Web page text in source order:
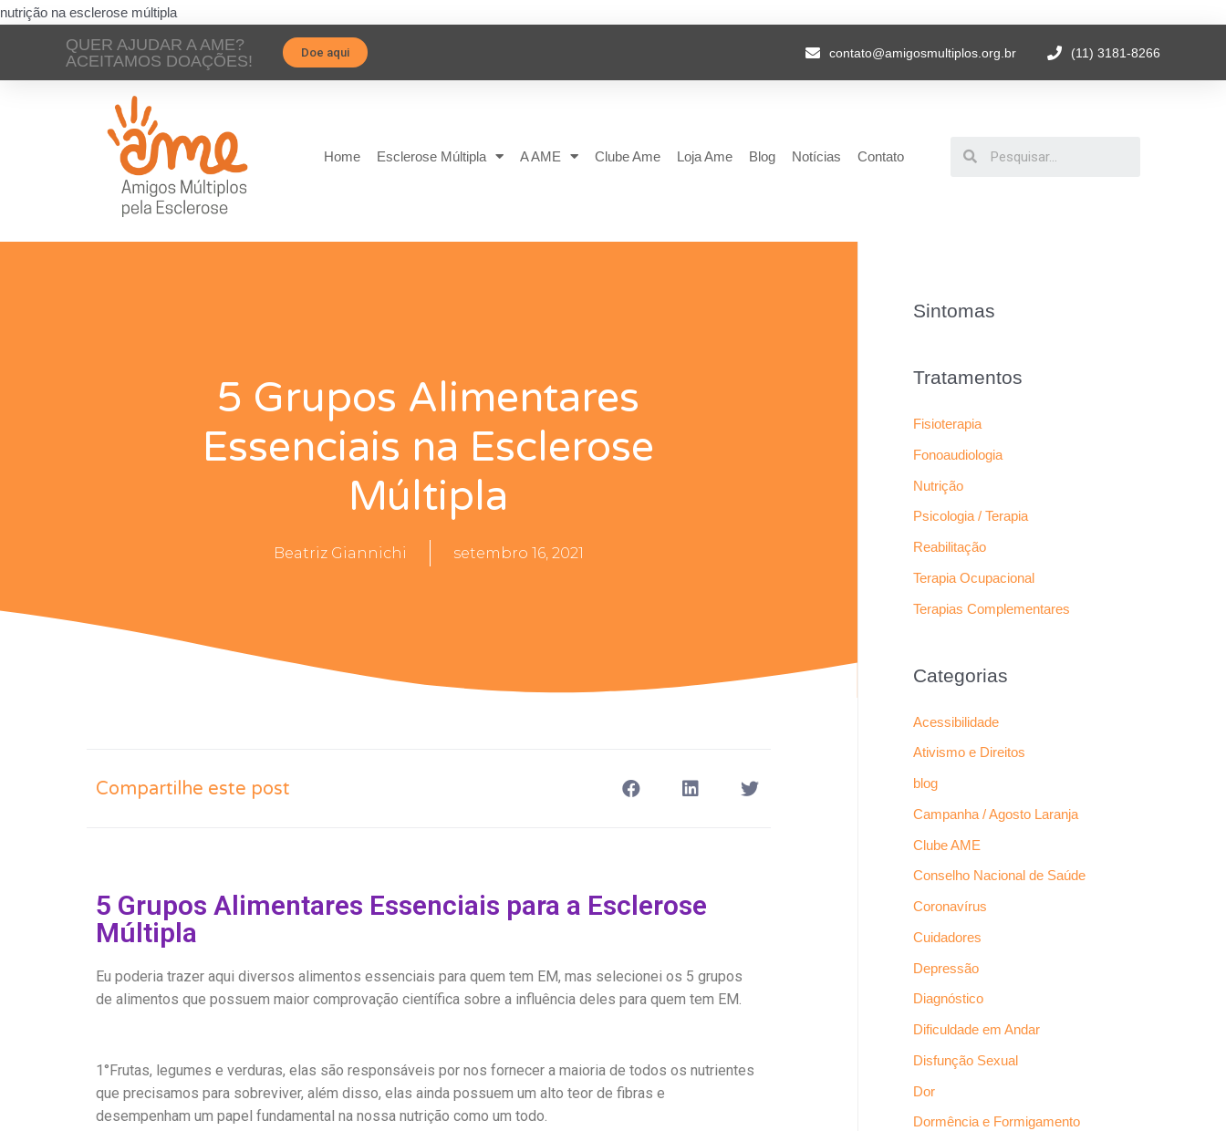
nutrição na esclerose múltipla
QUER AJUDAR A AME?
ACEITAMOS DOAÇÕES!
Doe aqui contato@amigosmultiplos.org.br (11) 3181-8266
Home Esclerose Múltipla A AME Clube Ame Loja Ame Blog Notícias Contato
5 Grupos Alimentares
Essenciais na Esclerose
Múltipla
Beatriz Giannichi setembro 16, 2021
Compartilhe este post
5 Grupos Alimentares Essenciais para a Esclerose
Múltipla
Eu poderia trazer aqui diversos alimentos essenciais para quem tem EM, mas selecionei os 5 grupos
de alimentos que possuem maior comprovação científica sobre a influência deles para quem tem EM.
1°Frutas, legumes e verduras, elas são responsáveis por nos fornecer a maioria de todos os nutrientes
que precisamos para sobreviver, além disso, elas ainda possuem um alto teor de fibras e
desempenham um papel fundamental na nossa nutrição como um todo.
Sintomas
Tratamentos
Fisioterapia
Fonoaudiologia
Nutrição
Psicologia / Terapia
Reabilitação
Terapia Ocupacional
Terapias Complementares
Categorias
Acessibilidade
Ativismo e Direitos
blog
Campanha / Agosto Laranja
Clube AME
Conselho Nacional de Saúde
Coronavírus
Cuidadores
Depressão
Diagnóstico
Dificuldade em Andar
Disfunção Sexual
Dor
Dormência e Formigamento